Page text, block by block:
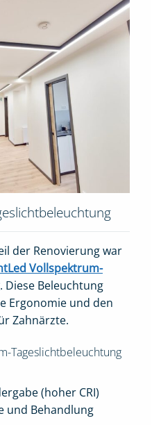
der Renovierung war
Vollspektrum-
. Diese Beleuchtung
Ergonomie und den
Zahnärzte.
Tageslichtbeleuchtung
(hoher CRI)
und Behandlung